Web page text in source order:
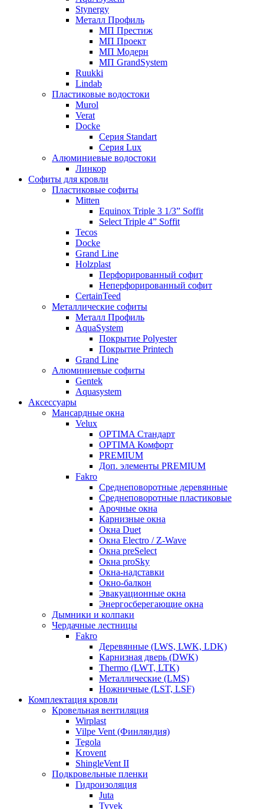
Stynergy
Металл Профиль
МП Престиж
МП Проект
МП Модерн
МП GrandSystem
Ruukki
Lindab
Пластиковые водостоки
Murol
Verat
Docke
Серия Standart
Серия Lux
Алюминиевые водостоки
Линкор
Софиты для кровли
Пластиковые софиты
Mitten
Equinox Triple 3 1/3” Soffit
Select Triple 4” Soffit
Tecos
Docke
Grand Line
Holzplast
Перфорированный софит
Неперфорированный софит
CertainTeed
Металлические софиты
Металл Профиль
AquaSystem
Покрытие Polyester
Покрытие Printech
Grand Line
Алюминиевые софиты
Gentek
Aquasystem
Аксессуары
Мансардные окна
Velux
OPTIMA Стандарт
OPTIMA Комфорт
PREMIUM
Доп. элементы PREMIUM
Fakro
Cреднеповоротные деревянные
Cреднеповоротные пластиковые
Арочные окна
Карнизные окна
Окна Duet
Окна Electro / Z-Wave
Окна preSelect
Окна proSky
Окна-надставки
Окно-балкон
Эвакуационные окна
Энергосберегающие окна
Дымники и колпаки
Чердачные лестницы
Fakro
Деревянные (LWS, LWK, LDK)
Карнизная дверь (DWK)
Thermo (LWT, LTK)
Металлические (LMS)
Ножничные (LST, LSF)
Комплектация кровли
Кровельная вентиляция
Wirplast
Vilpe Vent (Финляндия)
Tegola
Krovent
ShingleVent II
Подкровельные пленки
Гидроизоляция
Juta
Tyvek